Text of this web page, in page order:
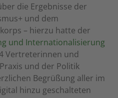
die Ergebnisse der
und dem
– hierzu hatte der
und Internationalisierung
Vertreterinnen und
und der Politik
Begrüßung aller im
hinzu geschalteten